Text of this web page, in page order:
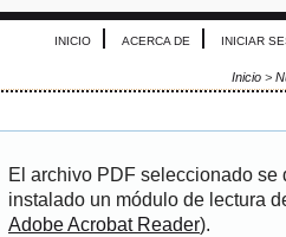
INICIO ACERCA DE INICIAR
Inicio>
El archivo PDF seleccionado
instalado un módulo de lectura
Adobe Acrobat Reader).